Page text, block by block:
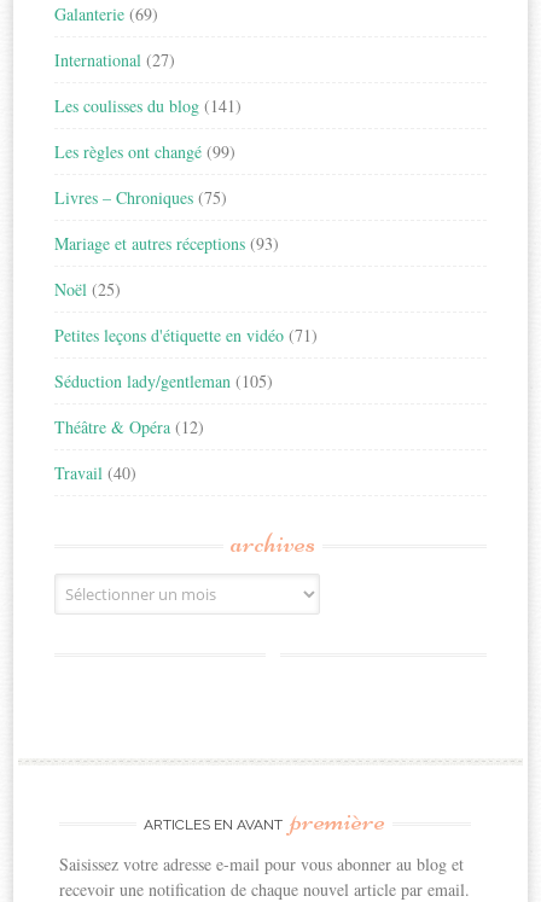
Galanterie (69)
International (27)
Les coulisses du blog (141)
Les règles ont changé (99)
Livres – Chroniques (75)
Mariage et autres réceptions (93)
Noël (25)
Petites leçons d'étiquette en vidéo (71)
Séduction lady/gentleman (105)
Théâtre & Opéra (12)
Travail (40)
archives
Archives
ARTICLES EN AVANT première
Saisissez votre adresse e-mail pour vous abonner au blog et
recevoir une notification de chaque nouvel article par email.